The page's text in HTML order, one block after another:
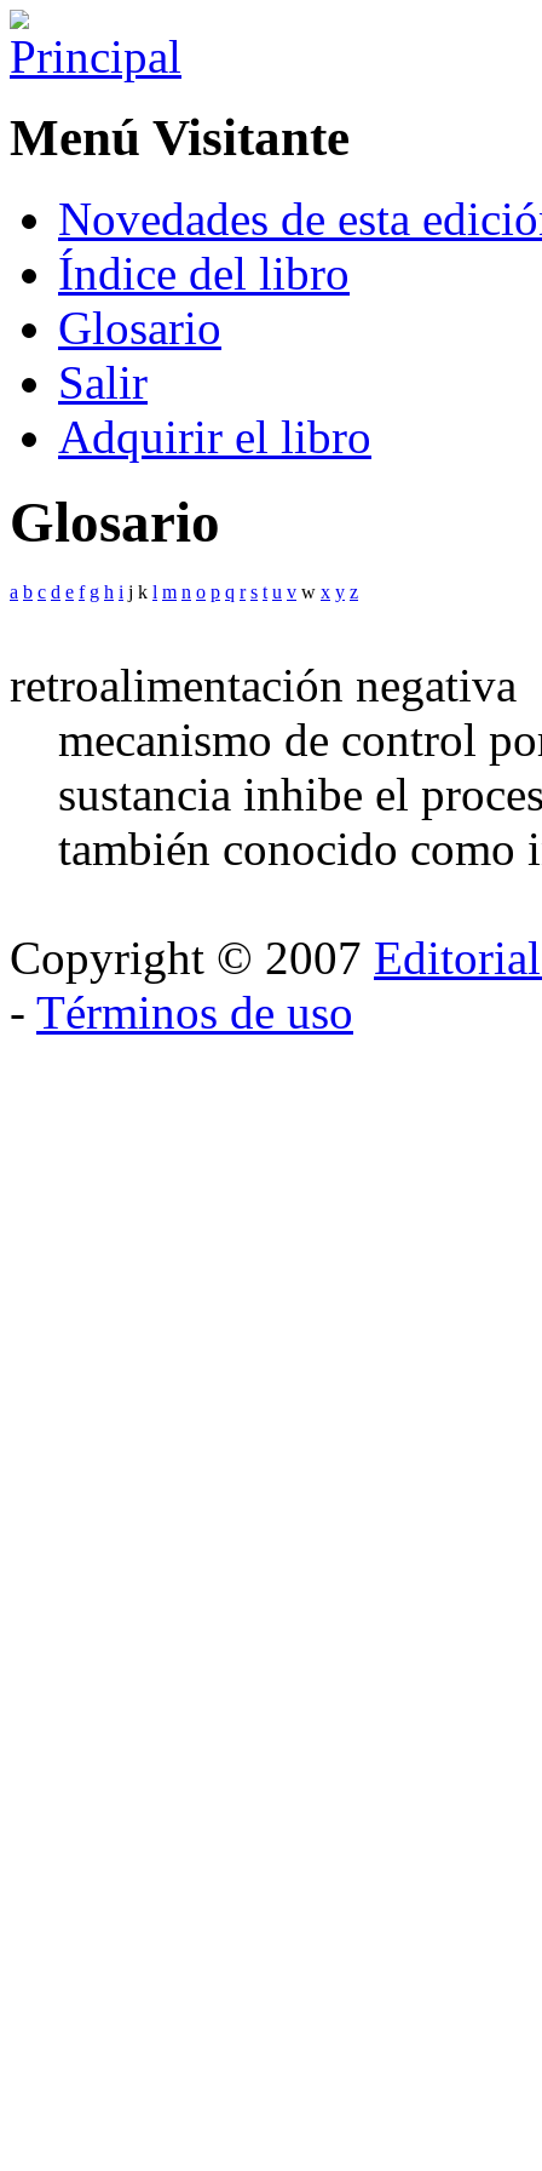
Menú Visitante
Novedades de esta
Índice del libro
Glosario
Salir
Adquirir el libro
Glosario
a b c d e f g h i j k l m n o p q r s t u v w x y z
retroalimentación negativa
mecanismo de control
sustancia inhibe el
también conocido
Copyright © 2007
- Términos de uso